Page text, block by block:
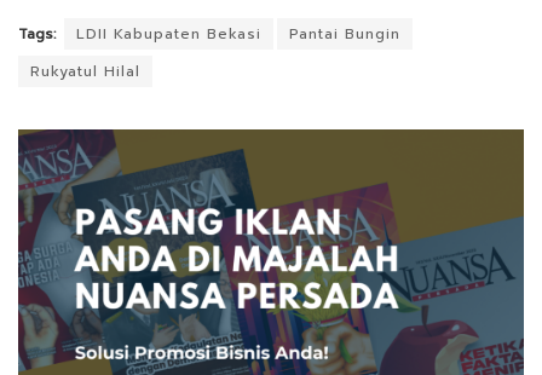
Tags: LDII Kabupaten Bekasi
Pantai Bungin
Rukyatul Hilal